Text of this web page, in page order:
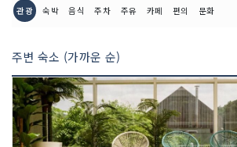
관광 숙박 음식 주차 주유 카페 편의 문화
주변 숙소 (가까운 순)